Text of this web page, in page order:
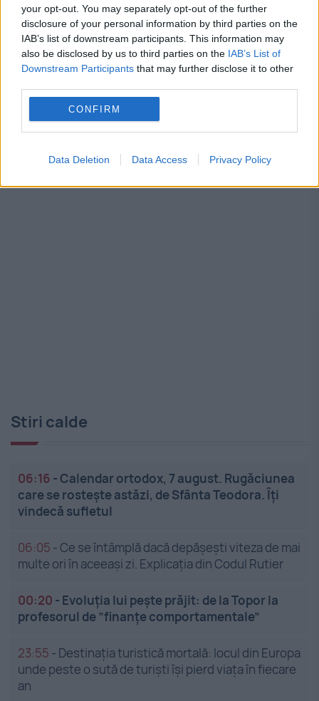
your opt-out. You may separately opt-out of the further
disclosure of your personal information by third parties on the
IAB’s list of downstream participants. This information may
also be disclosed by us to third parties on the IAB’s List of
Downstream Participants that may further disclose it to other
CONFIRM
Data Deletion Data Access Privacy Policy
INTERNATIONAL
Sentință în procesul prăbușirii podului din
Genova, unde au murit doi români
Stiri calde
06:16 -Calendar ortodox, 7 august. Rugăciunea
care se rostește astăzi, de Sfânta Teodora. Îți
vindecă sufletul
06:05 -Ce se întâmplă dacă depășești viteza de mai
multe ori în aceeași zi. Explicația din Codul Rutier
00:20 - Evoluția lui pește prăjit: de la Topor la
profesorul de ”finanțe comportamentale”
23:55 - Destinația turistică mortală: locul din Europa
unde peste o sută de turiști își pierd viața în fiecare
an